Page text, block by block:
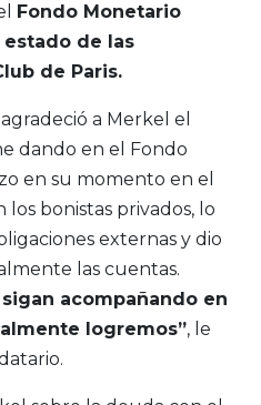
Fondo Monetario
estado de las
de Paris.
a Merkel el
dando en el Fondo
en su momento en el
bonistas privados, lo
externas y dio
las cuentas.
acompañando en
logremos”, le